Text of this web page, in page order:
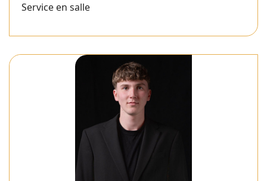
Service en salle